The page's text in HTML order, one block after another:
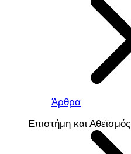
Άρθρα
Επιστήμη και Αθεϊσμός